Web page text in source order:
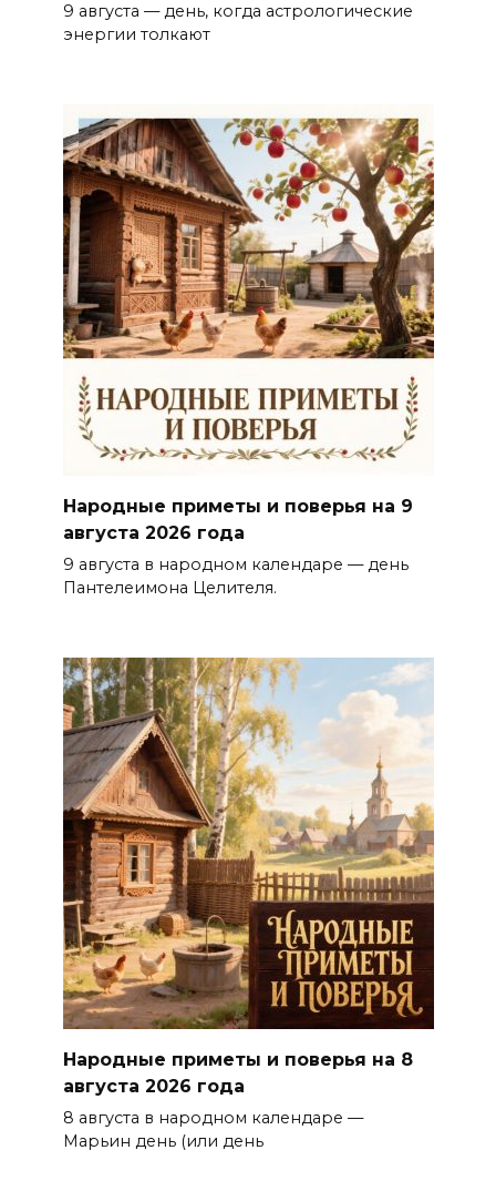
9 августа — день, когда астрологические
энергии толкают
Народные приметы и поверья на 9
августа 2026 года
9 августа в народном календаре — день
Пантелеимона Целителя.
Народные приметы и поверья на 8
августа 2026 года
8 августа в народном календаре —
Марьин день (или день